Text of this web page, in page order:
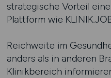
strategische Vorteil
Plattform wie
Reichweite im
anders als in anderen
Klinikbereich